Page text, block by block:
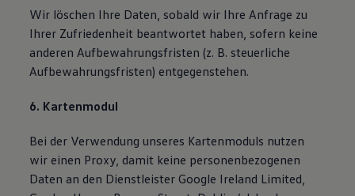
Wir löschen Ihre Daten, sobald wir Ihre Anfrage zu
Ihrer Zufriedenheit beantwortet haben, sofern keine
anderen Aufbewahrungsfristen (z. B. steuerliche
Aufbewahrungsfristen) entgegenstehen.
6. Kartenmodul
Bei der Verwendung unseres Kartenmoduls nutzen
wir einen Proxy, damit keine personenbezogenen
Daten an den Dienstleister Google Ireland Limited,